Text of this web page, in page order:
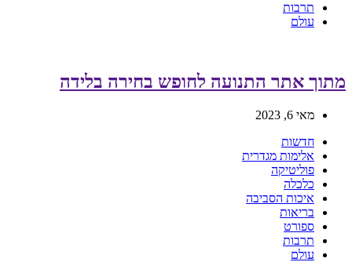
תרבות
עולם
מתוך אתר התנועה לחופש בחירה בלידה
מאי 6, 2023
חדשות
אלימות מגדרית
פוליטיקה
כלכלה
איכות הסביבה
בריאות
ספורט
תרבות
עולם